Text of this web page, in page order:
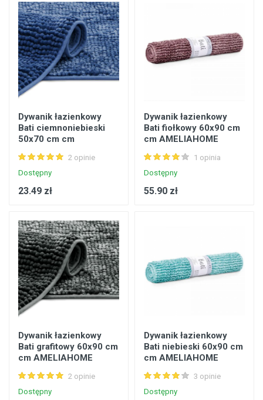
Dywanik łazienkowy
Bati ciemnoniebieski
50x70 cm cm
2 opinie
Dostępny
23.49 zł
Dywanik łazienkowy
Bati fiołkowy 60x90 cm
cm AMELIAHOME
1 opinia
Dostępny
55.90 zł
Dywanik łazienkowy
Bati grafitowy 60x90 cm
cm AMELIAHOME
2 opinie
Dostępny
Dywanik łazienkowy
Bati niebieski 60x90 cm
cm AMELIAHOME
3 opinie
Dostępny